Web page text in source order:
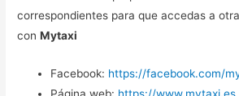
correspondientes para que accedas a
conMytaxi
Facebook: https://facebook.com/
Página web: https://www.mytaxi.es